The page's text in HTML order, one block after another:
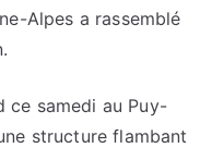
Alpes a rassemblé
ce samedi au Puy-
structure flambant